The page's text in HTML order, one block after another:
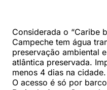
Considerada o “Caribe
Campeche tem água
preservação ambiental
atlântica preservada.
menos 4 dias na cidade.
O acesso é só por